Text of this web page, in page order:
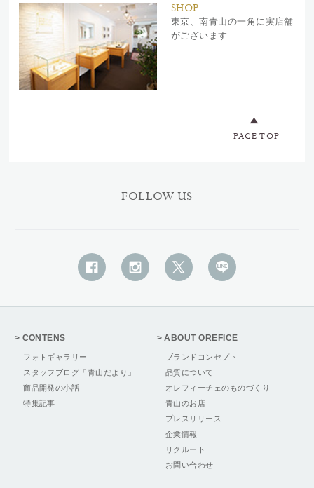
SHOP
東京、南青山の一角に実店舗
がございます
PAGE TOP
CONTENS
フォトギャラリー
スタッフブログ「青山だより」
商品開発の小話
特集記事
ABOUT OREFICE
ブランドコンセプト
品質について
オレフィーチェのものづくり
青山のお店
プレスリリース
企業情報
リクルート
お問い合わせ
FOLLOW US